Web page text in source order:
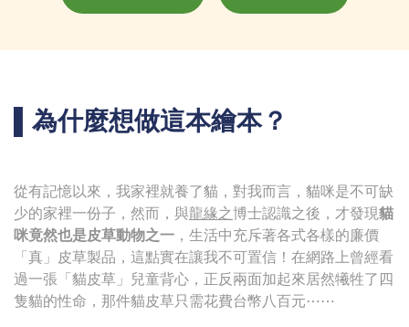
▌為什麼想做這本繪本？
從有記憶以來，我家裡就養了貓，對我而言，貓咪是不可缺
少的家裡一份子，然而，與龍緣之博士認識之後，才發現貓
咪竟然也是皮草動物之一 ，生活中充斥著各式各樣的廉價
「真」皮草製品，這點實在讓我不可置信！在網路上曾經看
過一張「貓皮草」兒童背心，正反兩面加起來居然犧牲了四
隻貓的性命，那件貓皮草只需花費台幣八百元⋯⋯